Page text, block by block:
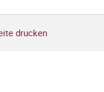
drucken